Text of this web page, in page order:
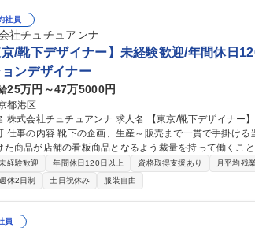
社員
社チュチュアンナ
京/靴下デザイナー】未経験歓迎/年間休日
ンデザイナー
25万円～47万5000円
都港区
ュアンナ 求人名 【東京/靴下デザイナー】未経験歓迎/年間休日120日以上/在宅&時短勤務
す。自ら
た商品が店舗の看板商品となるよう裁量を持って働くこと
】ヤング・キャリアがメインターゲットです。今後は、
けた商品開発など、靴下事業の拡大に力を入れていきま
手掛けており、店舗数･売上ともに成長を継続。直近で
応する強い組織づくりを目指しています。 募集職種 【東京/靴下デザイナー】未経験歓迎/年間休日1
上/在宅&時短勤務相談可
経験歓迎 年間休日120日以上 資格取得支援あり 月平均残
休2日制
土日祝休み 服装自由
員